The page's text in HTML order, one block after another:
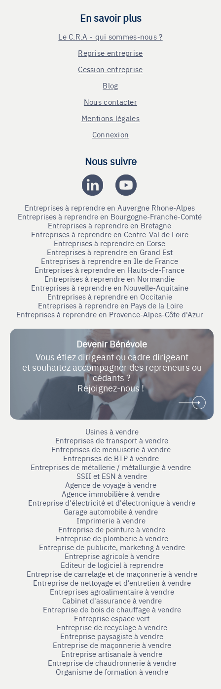
En savoir plus
Le C.R.A - qui sommes-nous ?
Reprise entreprise
Cession entreprise
Blog
Nous contacter
Mentions légales
Connexion
Nous suivre
Entreprises à reprendre en Auvergne Rhone-Alpes
Entreprises à reprendre en Bourgogne-Franche-Comté
Entreprises à reprendre en Bretagne
Entreprises à reprendre en Centre-Val de Loire
Entreprises à reprendre en Corse
Entreprises à reprendre en Grand Est
Entreprises à reprendre en Ile de France
Entreprises à reprendre en Hauts-de-France
Entreprises à reprendre en Normandie
Entreprises à reprendre en Nouvelle-Aquitaine
Entreprises à reprendre en Occitanie
Entreprises à reprendre en Pays de la Loire
Entreprises à reprendre en Provence-Alpes-Côte d'Azur
Devenir Bénévole
Vous étiez dirigeant ou cadre dirigeant
et souhaitez accompagner des repreneurs ou
cédants ?
Rejoignez-nous !
Usines à vendre
Entreprises de transport à vendre
Entreprises de menuiserie à vendre
Entreprises de BTP à vendre
Entreprises de métallerie / métallurgie à vendre
SSII et ESN à vendre
Agence de voyage à vendre
Agence immobilière à vendre
Entreprise d'électricité et d'électronique à vendre
Garage automobile à vendre
Imprimerie à vendre
Entreprise de peinture à vendre
Entreprise de plomberie à vendre
Entreprise de publicite, marketing à vendre
Entreprise agricole à vendre
Editeur de logiciel à reprendre
Entreprise de carrelage et de maçonnerie à vendre
Entreprise de nettoyage et d’entretien à vendre
Entreprises agroalimentaire à vendre
Cabinet d'assurance à vendre
Entreprise de bois de chauffage à vendre
Entreprise espace vert
Entreprise de recyclage à vendre
Entreprise paysagiste à vendre
Entreprise de maçonnerie à vendre
Entreprise artisanale à vendre
Entreprise de chaudronnerie à vendre
Organisme de formation à vendre